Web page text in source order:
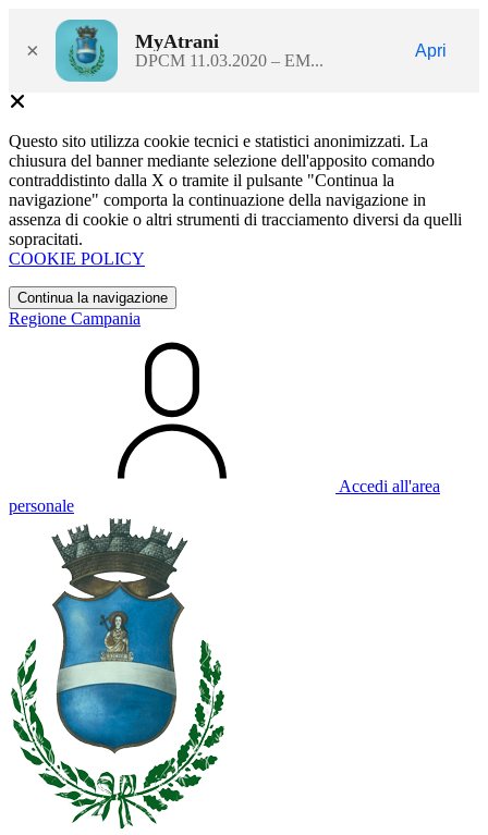
× MyAtrani
DPCM 11.03.2020 – EM...
Apri
Questo sito utilizza cookie tecnici e statistici anonimizzati. La
chiusura del banner mediante selezione dell'apposito comando
contraddistinto dalla X o tramite il pulsante "Continua la
navigazione" comporta la continuazione della navigazione in
assenza di cookie o altri strumenti di tracciamento diversi da quelli
sopracitati.
COOKIE POLICY
Continua la navigazione
Regione Campania
Accedi all'area
personale